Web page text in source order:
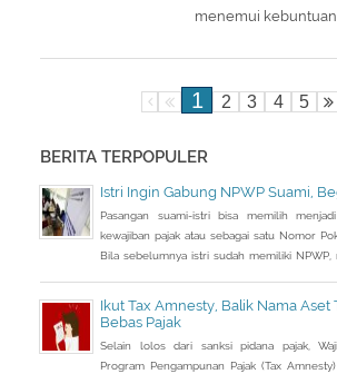
menemui kebuntuan.
1 2 3 4 5
BERITA TERPOPULER
Istri Ingin Gabung NPWP Suami,
Pasangan suami-istri bisa memilih
kewajiban pajak atau sebagai satu Nomor
Bila sebelumnya istri sudah memiliki NPWP,
Ikut Tax Amnesty, Balik Nama Aset
Bebas Pajak
Selain lolos dari sanksi pidana pajak,
Program Pengampunan Pajak (Tax